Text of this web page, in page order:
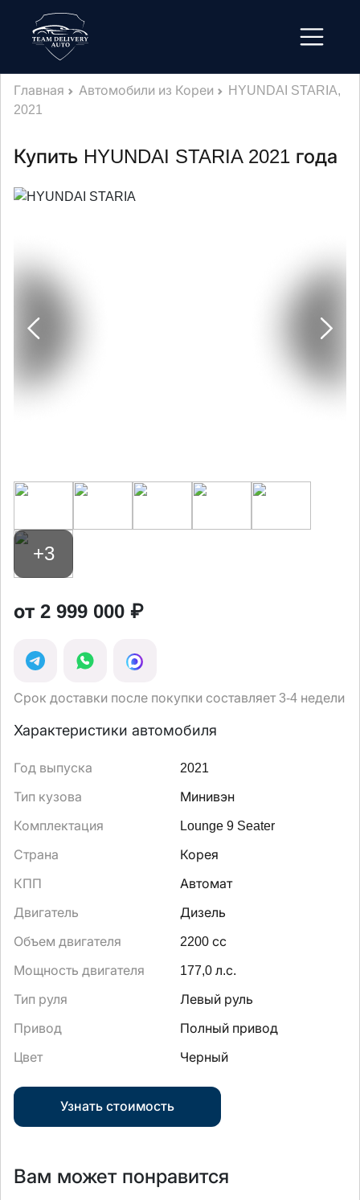
Главная Автомобили из Кореи
HYUNDAI STARIA,
2021
Купить HYUNDAI STARIA 2021 года
+3
от 2 999 000 ₽
Срок доставки после покупки составляет 3-4 недели
Характеристики автомобиля
Год выпуска 2021
Тип кузова Минивэн
Комплектация Lounge 9 Seater
Страна Корея
КПП Автомат
Двигатель Дизель
Объем двигателя 2200 сс
Мощность двигателя 177,0 л.с.
Тип руля Левый руль
Привод Полный привод
Цвет Черный
Узнать стоимость
Вам может понравится